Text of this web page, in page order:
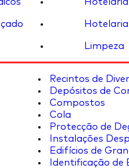
Limpeza
Recintos de
Depósitos de
Compostos
Cola
Protecção de
Instalações
Edifícios de
Identificação de